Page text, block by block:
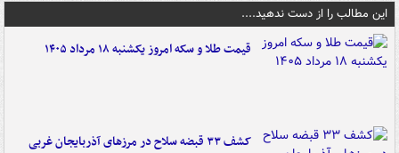
این مطالب را از دست ندهید....
قیمت طلا و سکه امروز یکشنبه ۱۸ مرداد ۱۴۰۵
کشف ۳۳ قبضه سلاح در مرزهای آذربایجان غربی